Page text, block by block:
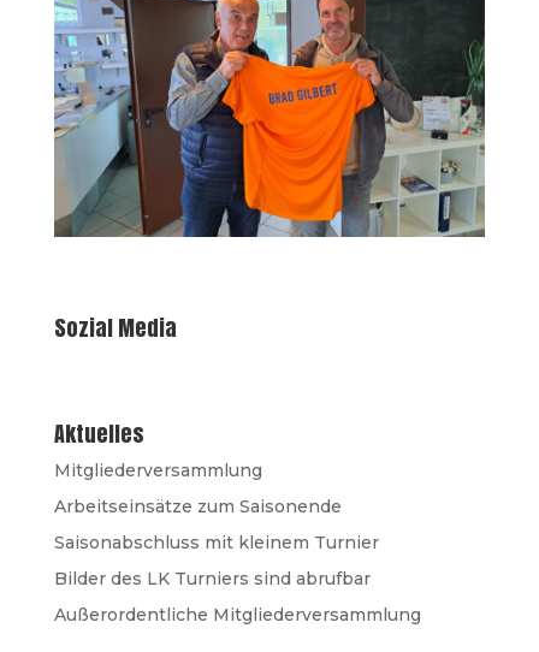
Sozial Media
Aktuelles
Mitgliederversammlung
Arbeitseinsätze zum Saisonende
Saisonabschluss mit kleinem Turnier
Bilder des LK Turniers sind abrufbar
Außerordentliche Mitgliederversammlung